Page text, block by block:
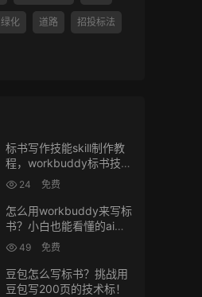
绿化 道路 招投标法
标书写作技能skill制作教
程，workbuddy标书技能
生成教程
24 免费
怎么用workbuddy来写标
书？小白也能看懂的ai标
书写作方法！
49 免费
豆包怎么写标书？挑战用
豆包写200页的技术标！